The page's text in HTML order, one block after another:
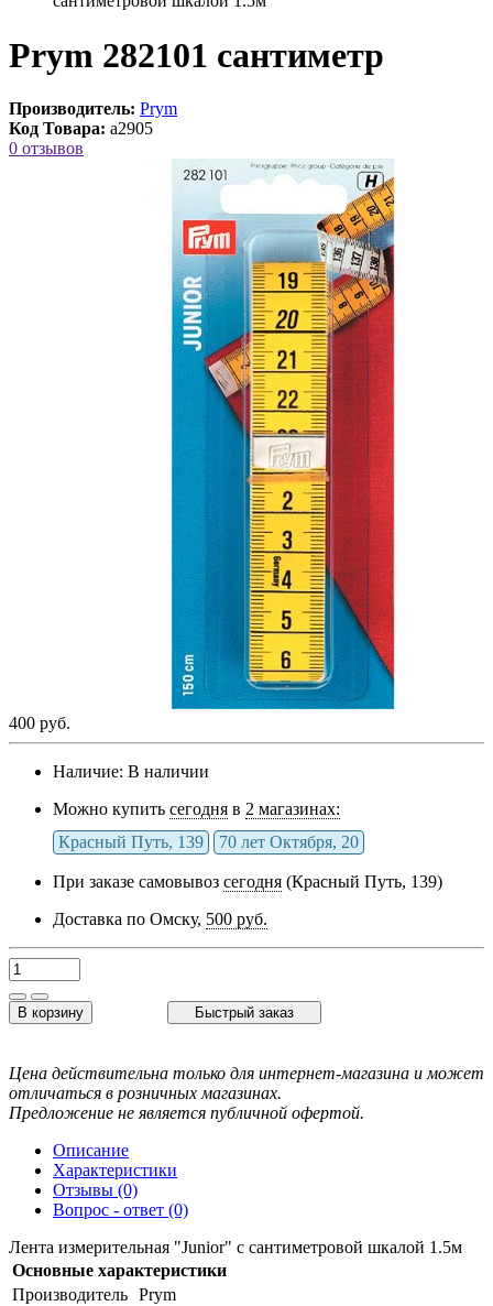
Prym 282101 сантиметр
Производитель: Prym
Код Товара: a2905
0 отзывов
400 руб.
Наличие: В наличии
Можно купить сегодня в 2 магазинах:
Красный Путь, 139
70 лет Октября, 20
При заказе самовывоз сегодня (Красный Путь, 139)
Доставка по Омску, 500 руб.
В корзину Быстрый заказ
Цена действительна только для интернет-магазина и может
отличаться в розничных магазинах.
Предложение не является публичной офертой.
Описание
Характеристики
Отзывы (0)
Вопрос - ответ (0)
Лента измерительная "Junior" с сантиметровой шкалой 1.5м
Основные характеристики
Производитель Prym